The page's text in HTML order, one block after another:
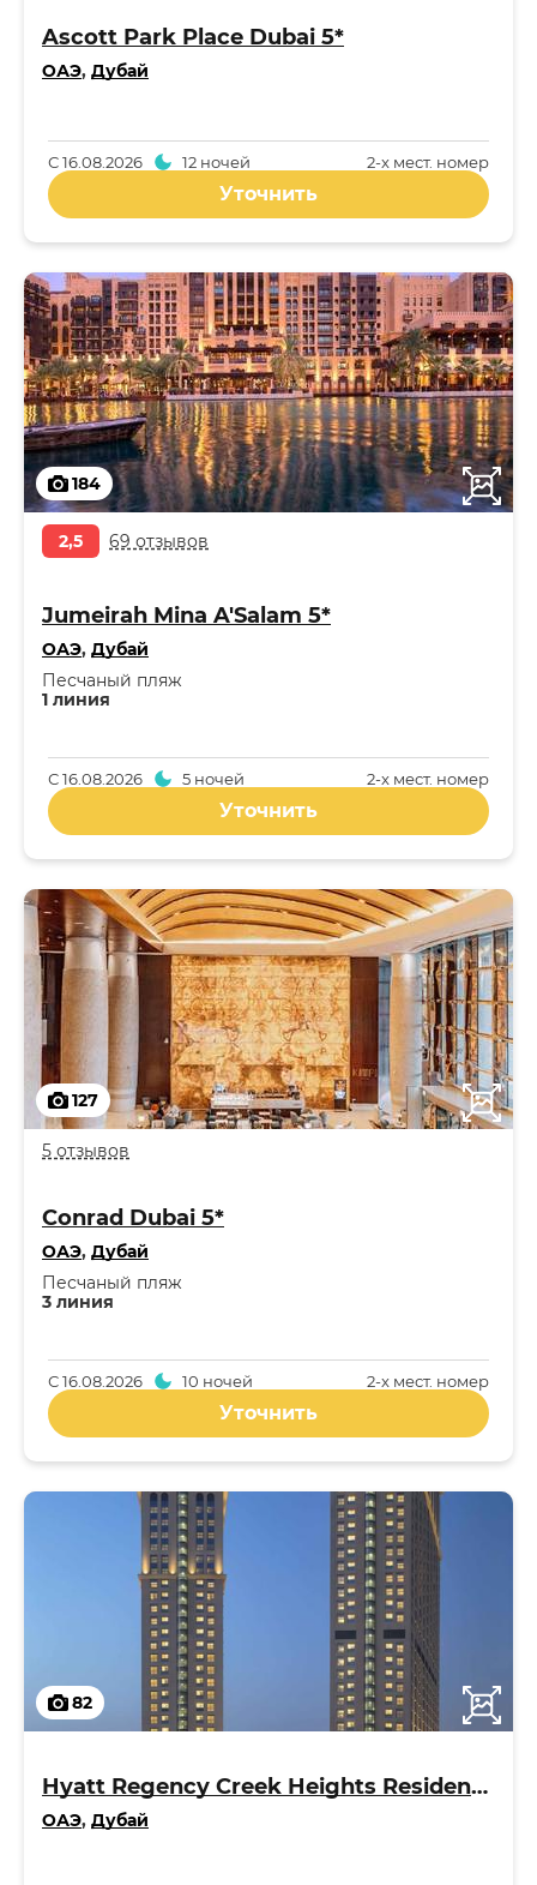
Ascott Park Place Dubai 5*
ОАЭ, Дубай
2-x мест. номер
С16.08.2026 12 ночей
Уточнить
184
2,5 69 отзывов
Jumeirah Mina A'Salam 5*
ОАЭ, Дубай
1 линия
Песчаный пляж
2-x мест. номер
С16.08.2026 5 ночей
Уточнить
127
5 отзывов
Conrad Dubai 5*
ОАЭ, Дубай
3 линия
Песчаный пляж
2-x мест. номер
С16.08.2026 10 ночей
Уточнить
82
Hyatt Regency Creek Heights Residences 5*
ОАЭ, Дубай